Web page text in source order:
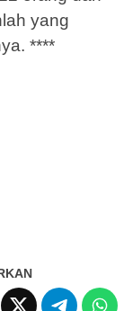
yang
****